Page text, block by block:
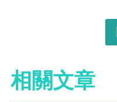
相關文章